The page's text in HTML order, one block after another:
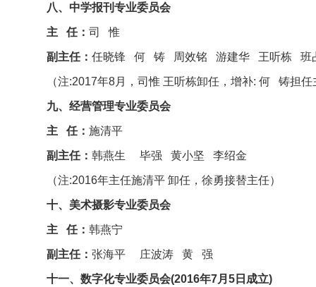
八、中学报刊专业委员会
主 任：司 惟
副主任：任晓锋 何 铸 周效铭 游建华 王听栋 班
（注:2017年8月，司惟 王听栋卸任，增补: 何 铸担任
九、经营管理专业委员会
主 任：施清平
副主任：韩燕生 毕强 黄小坚 李绍金
（注:2016年主任施清平 卸任，徐勇接替主任）
十、美术摄影专业委员会
主 任：韩燕宁
副主任：张海平 庄波涛 黄 强
十一、数字化专业委员会(2016年7月5日成立)